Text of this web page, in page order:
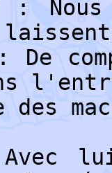
Nous
: De
Avec